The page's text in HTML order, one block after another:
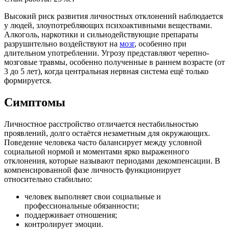
Высокий риск развития личностных отклонений наблюдается
у людей, злоупотребляющих психоактивными веществами.
Алкоголь, наркотики и сильнодействующие препараты
разрушительно воздействуют на мозг, особенно при
длительном употреблении. Угрозу представляют черепно-
мозговые травмы, особенно полученные в раннем возрасте (от
3 до 5 лет), когда центральная нервная система ещё только
формируется.
Симптомы
Личностное расстройство отличается нестабильностью
проявлений, долго остаётся незаметным для окружающих.
Поведение человека часто балансирует между условной
социальной нормой и моментами ярко выраженного
отклонения, которые называют периодами декомпенсации. В
компенсированной фазе личность функционирует
относительно стабильно:
человек выполняет свои социальные и
профессиональные обязанности;
поддерживает отношения;
контролирует эмоции.